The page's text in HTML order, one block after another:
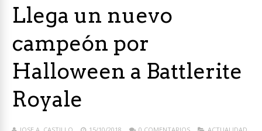
Llega un nuevo
campeón por
Halloween a Battlerite
Royale